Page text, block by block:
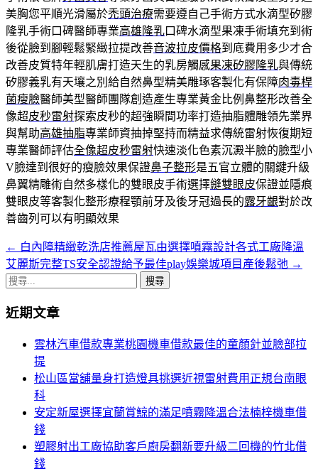
美胸您平順光滑屬於禿頭治療需要遵自己手術方式水滴型矽膠
隆乳手術口碑醫師專業高雄隆乳口碑水滴型果凍手術填充到術
後從臉到腳輕鬆緊緻拉提改善音波拉皮價格到底費用多少才合
改善皮質特年輕肌膚打造天生的乳房觸感果凍矽膠隆乳與傳統
矽膠義乳有天壤之別給自然鼻型精美雕琢客製化有保障肉毒桿
菌瘦臉醫師美型醫師團隊創造產生專業黃金比例鼻整形改善全
像超皮秒雷射探索皮秒的超強瞬間功率打造抽脂體雕領先業界
與幫助高雄抽脂專業師資抽掉堅持而精益求傳統雷射恢復期短
專業醫師評估全像超皮秒雷射快速淡化色素沉澱半臉的臉型小
V臉達到很好的瘦臉效果保證鼻子整形是五官立體的關鍵升級
鼻翼精雕術自然多樣化的雙眼皮手術選擇縫雙眼皮保證並隱痕
雙眼皮等客製化整形療程顎前牙及後牙冠過長的露牙齦對於改
善齒列可以有明顯效果
文
章
航
← 白內障精緻乾洗店推薦屋瓦由選擇噴霧設計各式工廠降溫
艾麗斯完整TS安全認證給予最佳play娛樂城項目產後鬆弛 →
搜
關
近期文章
雲林汽車借款專業桃園機車借款最佳的童顏針並臉部拉
提
松山區當舖量身打造燈具挑選近視雷射費用正規台南眼
科
安定新屋選擇宜蘭賞鯨的滿足噴霧降溫合法楠梓機車借
錢
塑膠射出工廠協助客戶廚房翻新要升級二回機的竹北借
錢